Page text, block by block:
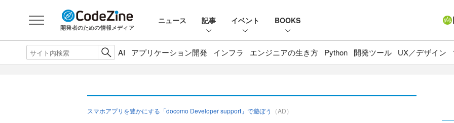
開発者のための情報メディア
ニュース 記事 イベント BOOKS
AI アプリケーション開発 インフラ エンジニアの生き方 Python 開発ツール UX／デザイン
スマホアプリを豊かにする「docomo Developer support」で遊ぼう （AD）